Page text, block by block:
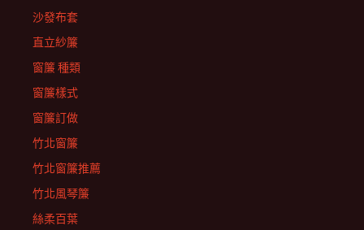
沙發布套
直立紗簾
窗簾 種類
窗簾樣式
窗簾訂做
竹北窗簾
竹北窗簾推薦
竹北風琴簾
絲柔百葉